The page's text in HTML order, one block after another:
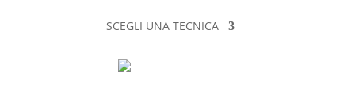
SCEGLI UNA TECNICA